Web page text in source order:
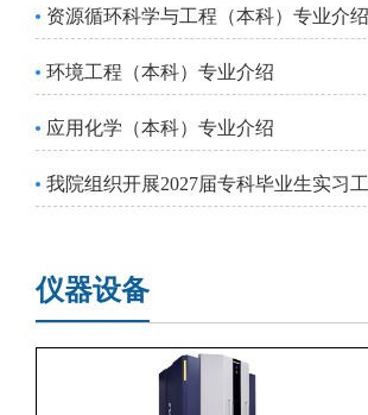
资源循环科学与工程（本科）专业介绍
环境工程（本科）专业介绍
应用化学（本科）专业介绍
我院组织开展2027届专科毕业生实习
仪器设备